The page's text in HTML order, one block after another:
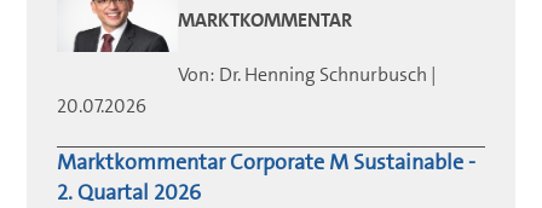
MARKTKOMMENTAR
Von: Dr. Henning Schnurbusch |
20.07.2026
Marktkommentar Corporate M Sustainable -
2. Quartal 2026